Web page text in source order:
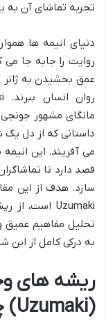
تجربه تماشای آن به
دنیای انیمه ها
روایت را جابه جا می
عمق بخشیدن به ژانر
روان انسان ببرند.
مانگای مشهور جونجی
داستانی که از دل
می آفریند. این انیمه
قصد دارد تا
سازد. هدف از این
Uzumaki است، از
تحلیل مفاهیم عمیق و
به درکی کامل از این
ریشه های
(
Uzumaki
)